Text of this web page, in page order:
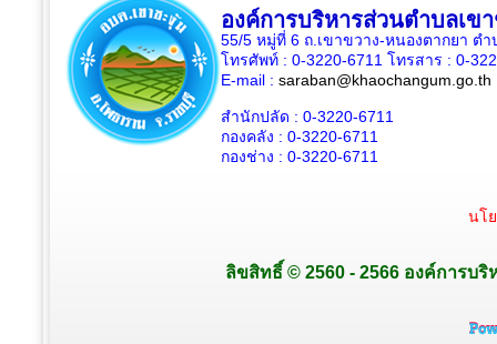
องค์การบริหารส่วนตำบลเข
55/5 หมู่ที่ 6 ถ.เขาขวาง-หนองตากยา ต
โทรศัพท์ : 0-3220-6711 โทรสาร : 0-
E-mail : saraban@khaochangum.go.th
สำนักปลัด : 0-3220-6711
กองคลัง : 0-3220-6711
กองช่าง : 0-3220-6711
นโ
ลิขสิทธิ์ © 2560 - 2566 องค์การบ